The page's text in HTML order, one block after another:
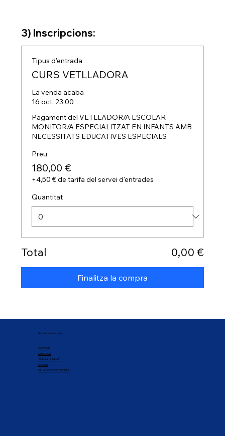
3) Inscripcions:
Tipus d'entrada
CURS VETLLADORA
La venda acaba
16 oct, 23:00
Pagament del VETLLADOR/A ESCOLAR -
MONITOR/A ESPECIALITZAT EN INFANTS AMB
NECESSITATS EDUCATIVES ESPECIALS
Preu
180,00 €
+4,50 € de tarifa del servei d'entrades
Quantitat
Total 0,00 €
Finalitza la compra
Accedir ràpidament
QUI SOM?
DIRECTORI
ZONA ALUMNAT
SUPORT
SALA DEL PROFESSORAT